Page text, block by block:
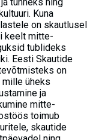
Kuna
on skautlusel
keelt mitte-
tublideks
Eesti Skautide
on
mille üheks
ja
mitte-
toimub
skautide